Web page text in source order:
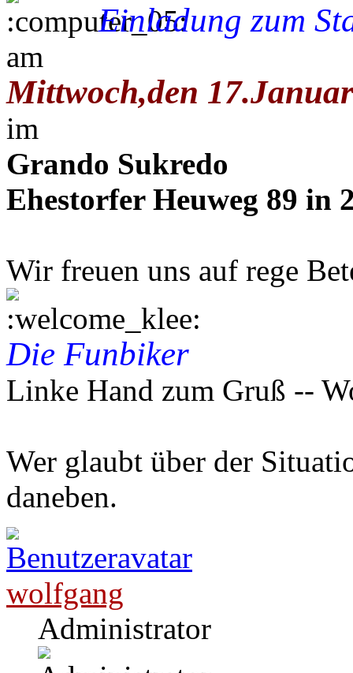
Einladung zum
am
Mittwoch,den
im
Grando Sukredo
Ehestorfer Heuweg 89 in
Wir freuen uns auf rege
Die Funbiker
Linke Hand zum Gruß --
Wer glaubt über der
daneben.
wolfgang
Administrator